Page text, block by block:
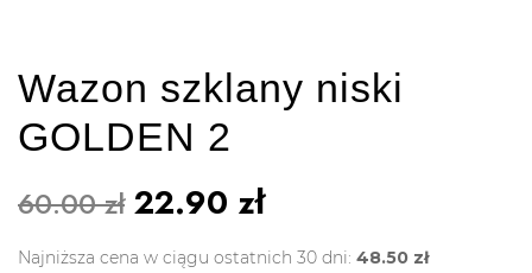
Wazon szklany niski
GOLDEN 2
60.00zł 22.90 zł
Najniższa cena w ciągu ostatnich 30 dni: 48.50 zł